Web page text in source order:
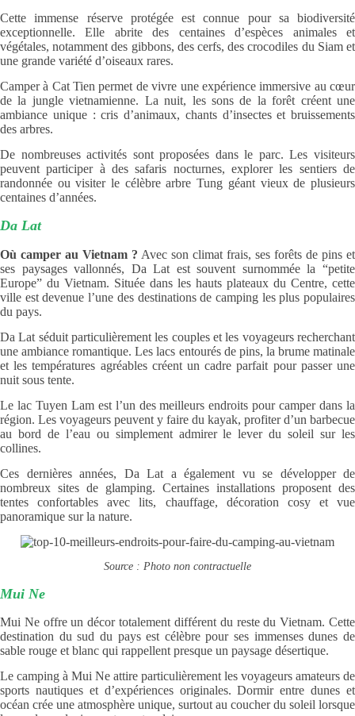
Cette immense réserve protégée est connue pour sa biodiversité
exceptionnelle. Elle abrite des centaines d’espèces animales et
végétales, notamment des gibbons, des cerfs, des crocodiles du Siam et
une grande variété d’oiseaux rares.
Camper à Cat Tien permet de vivre une expérience immersive au cœur
de la jungle vietnamienne. La nuit, les sons de la forêt créent une
ambiance unique : cris d’animaux, chants d’insectes et bruissements
des arbres.
De nombreuses activités sont proposées dans le parc. Les visiteurs
peuvent participer à des safaris nocturnes, explorer les sentiers de
randonnée ou visiter le célèbre arbre Tung géant vieux de plusieurs
centaines d’années.
Da Lat
Où camper au Vietnam ? Avec son climat frais, ses forêts de pins et
ses paysages vallonnés, Da Lat est souvent surnommée la “petite
Europe” du Vietnam. Située dans les hauts plateaux du Centre, cette
ville est devenue l’une des destinations de camping les plus populaires
du pays.
Da Lat séduit particulièrement les couples et les voyageurs recherchant
une ambiance romantique. Les lacs entourés de pins, la brume matinale
et les températures agréables créent un cadre parfait pour passer une
nuit sous tente.
Le lac Tuyen Lam est l’un des meilleurs endroits pour camper dans la
région. Les voyageurs peuvent y faire du kayak, profiter d’un barbecue
au bord de l’eau ou simplement admirer le lever du soleil sur les
collines.
Ces dernières années, Da Lat a également vu se développer de
nombreux sites de glamping. Certaines installations proposent des
tentes confortables avec lits, chauffage, décoration cosy et vue
panoramique sur la nature.
Source : Photo non contractuelle
Mui Ne
Mui Ne offre un décor totalement différent du reste du Vietnam. Cette
destination du sud du pays est célèbre pour ses immenses dunes de
sable rouge et blanc qui rappellent presque un paysage désertique.
Le camping à Mui Ne attire particulièrement les voyageurs amateurs de
sports nautiques et d’expériences originales. Dormir entre dunes et
océan crée une atmosphère unique, surtout au coucher du soleil lorsque